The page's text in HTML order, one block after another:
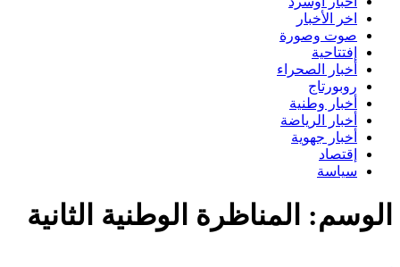
اخر الأخبار
صوت وصورة
إفتتاحية
أخبار الصحراء
روبورتاج
أخبار وطنية
أخبار الرياضة
أخبار جهوية
إقتصاد
سياسة
الوسم: المناظرة الوطنية الثانية